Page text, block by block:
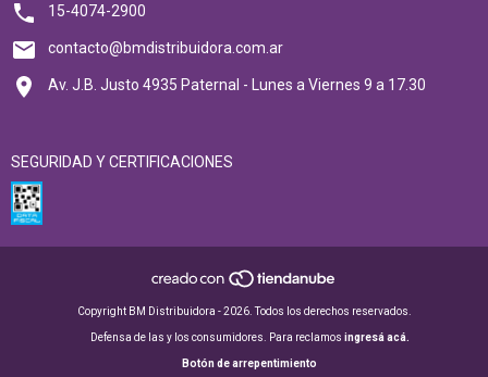
15-4074-2900
contacto@bmdistribuidora.com.ar
Av. J.B. Justo 4935 Paternal - Lunes a Viernes 9 a 17.30
SEGURIDAD Y CERTIFICACIONES
Copyright BM Distribuidora - 2026. Todos los derechos reservados.
Defensa de las y los consumidores. Para reclamos ingresá acá.
Botón de arrepentimiento